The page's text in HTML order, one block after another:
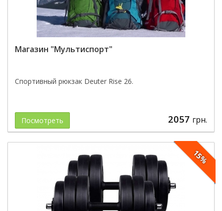
Магазин "Мультиспорт"
Спортивный рюкзак Deuter Rise 26.
Посмотреть 2057 грн.
15%